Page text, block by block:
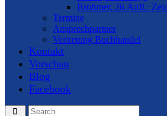
Brohmer, 26.Aufl.:
Termine
Ansprechpartner
Vertretung Buchhandel
Kontakt
Vorschau
Blog
Facebook